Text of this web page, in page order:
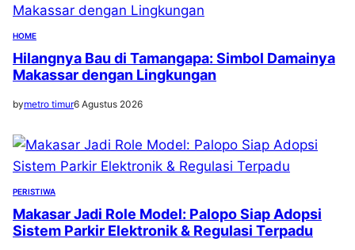
HOME
Hilangnya Bau di Tamangapa: Simbol Damainya
Makassar dengan Lingkungan
bymetro timur6 Agustus 2026
PERISTIWA
Makasar Jadi Role Model: Palopo Siap Adopsi
Sistem Parkir Elektronik & Regulasi Terpadu